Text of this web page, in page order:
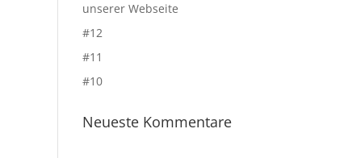
unserer Webseite
#12
#11
#10
Neueste Kommentare